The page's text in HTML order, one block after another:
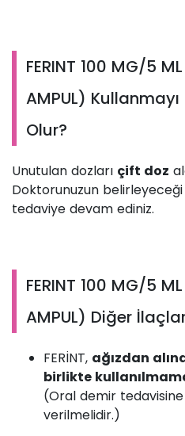
FERINT 100 MG/5
AMPUL)
Olur?
Unutulan dozları çift doz
Doktorunuzun
tedaviye devam ediniz.
FERINT 100 MG/5
AMPUL) Diğer
FERİNT, ağızdan
birlikte
(Oral demir
verilmelidir.)